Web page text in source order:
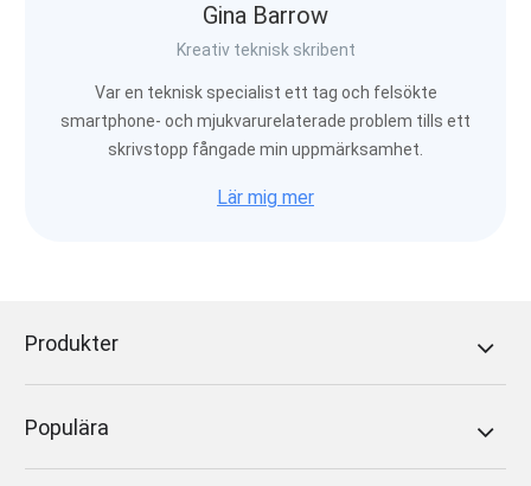
Gina Barrow
Kreativ teknisk skribent
Var en teknisk specialist ett tag och felsökte
smartphone- och mjukvarurelaterade problem tills ett
skrivstopp fångade min uppmärksamhet.
Lär mig mer
Produkter
Populära